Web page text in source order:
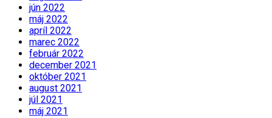
jún 2022
máj 2022
apríl 2022
marec 2022
február 2022
december 2021
október 2021
august 2021
júl 2021
máj 2021